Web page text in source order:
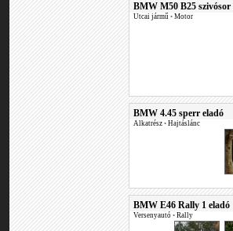
BMW M50 B25 szivósor
Utcai jármű • Motor
BMW 4.45 sperr eladó
Alkatrész • Hajtáslánc
BMW E46 Rally 1 eladó
Versenyautó • Rally